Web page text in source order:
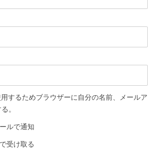
するためブラウザーに自分の名前、メールア
。
ルで通知
受け取る